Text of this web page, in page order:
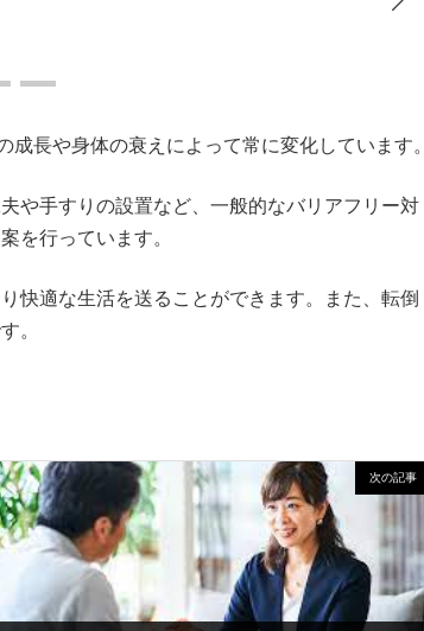
長や身体の衰えによって常に変化しています。
や手すりの設置など、一般的なバリアフリー対
を行っています。
快適な生活を送ることができます。また、転倒
。
次の記事